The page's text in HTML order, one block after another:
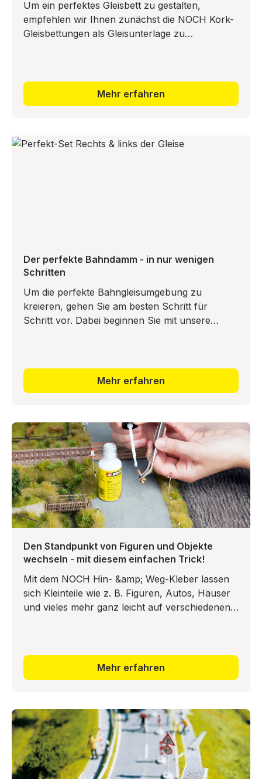
Um ein perfektes Gleisbett zu gestalten,
empfehlen wir Ihnen zunächst die NOCH Kork-
Gleisbettungen als Gleisunterlage zu
Mehr erfahren
Der perfekte Bahndamm - in nur wenigen
Schritten
Um die perfekte Bahngleisumgebung zu
kreieren, gehen Sie am besten Schritt für
Schritt vor. Dabei beginnen Sie mit unsere
Mehr erfahren
Den Standpunkt von Figuren und Objekte
wechseln - mit diesem einfachen Trick!
Mit dem NOCH Hin- &amp; Weg-Kleber lassen
sich Kleinteile wie z. B. Figuren, Autos, Häuser
und vieles mehr ganz leicht auf verschiedenen
Mehr erfahren